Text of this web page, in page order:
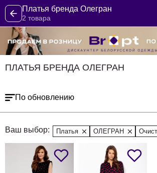
Платья бренда Олегран
2 товара
ПЛАТЬЯ БРЕНДА ОЛЕГРАН
По обновлению
Ваш выбор: Платья ОЛЕГРАН